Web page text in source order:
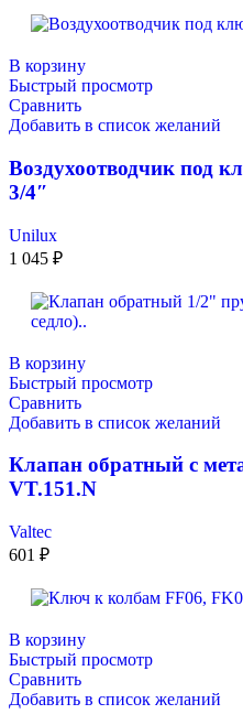
В корзину
Быстрый просмотр
Сравнить
Добавить в список желаний
Воздухоотводчик под
3/4″
Unilux
1 045 ₽
В корзину
Быстрый просмотр
Сравнить
Добавить в список желаний
Клапан обратный с
VT.151.N
Valtec
601 ₽
В корзину
Быстрый просмотр
Сравнить
Добавить в список желаний